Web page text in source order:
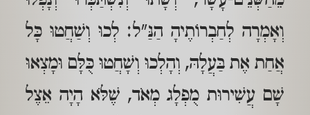
וְאָמְרָה לְחַבְרוֹתֶיהָ הַנַּ"ל: לְכוּ וְשַׁחֲטוּ כָּל
אֲחַת אֶת בַּעֲלָהּ, וְהָלְכוּ וְשָׁחֲטוּ כֻּלָּם וּמָצְאוּ
שָׁם עֲשִׁירוּת מֻפְלָג מְאֹד, שֶׁלֹּא הָיָה אֵצֶל